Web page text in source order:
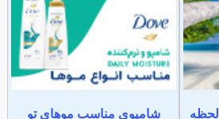
شامپوی مناسب موهای تو